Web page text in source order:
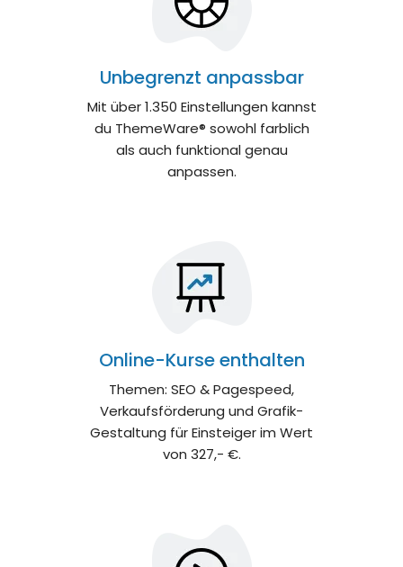
Unbegrenzt anpassbar
Mit über 1.350 Einstellungen kannst
du ThemeWare® sowohl farblich
als auch funktional genau
anpassen.
Online-Kurse enthalten
Themen: SEO & Pagespeed,
Verkaufsförderung und Grafik-
Gestaltung für Einsteiger im Wert
von 327,- €.